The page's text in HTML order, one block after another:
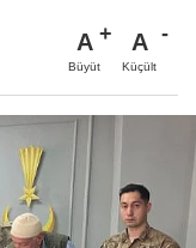
A
Büyüt
A
Küçült